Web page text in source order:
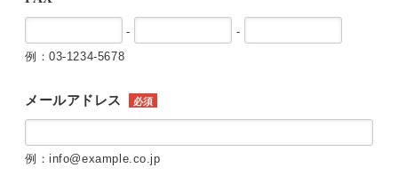
-
-
例：03-1234-5678
メールアドレス 必須
例：info@example.co.jp